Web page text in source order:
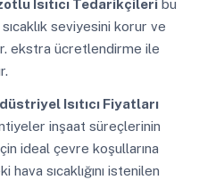
Isıtıcı Tedarikçileribu
sıcaklık seviyesini korur ve
ekstra ücretlendirme ile
Isıtıcı Fiyatları
inşaat süreçlerinin
ideal çevre koşullarına
hava sıcaklığını istenilen